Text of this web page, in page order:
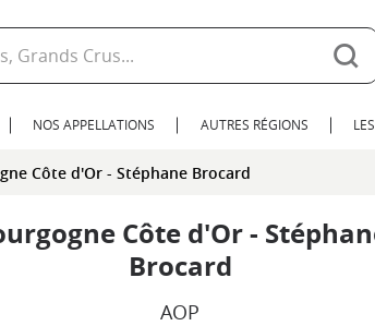
NOS APPELLATIONS AUTRES RÉGIONS
Côte d'Or - Stéphane Brocard
Côte d'Or -
Brocard
AOP